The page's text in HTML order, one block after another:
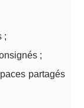
;
;
partagés